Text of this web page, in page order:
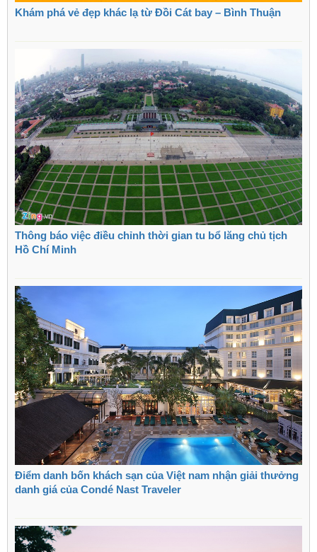
Khám phá vẻ đẹp khác lạ từ Đồi Cát bay – Bình Thuận
Thông báo việc điều chỉnh thời gian tu bổ lăng chủ tịch
Hồ Chí Minh
Điểm danh bốn khách sạn của Việt nam nhận giải thưởng
danh giá của Condé Nast Traveler